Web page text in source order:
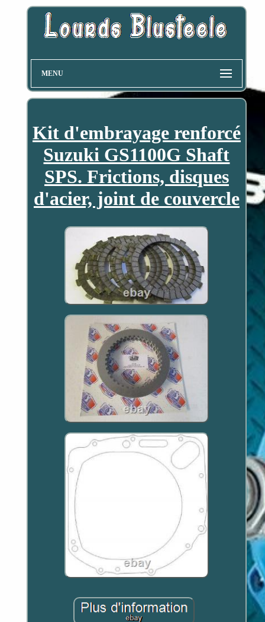
MENU
Kit d'embrayage renforcé
Suzuki GS1100G Shaft
SPS. Frictions, disques
d'acier, joint de couvercle